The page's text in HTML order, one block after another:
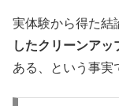
実体験から得た結
したクリーンアッ
ある、という事実